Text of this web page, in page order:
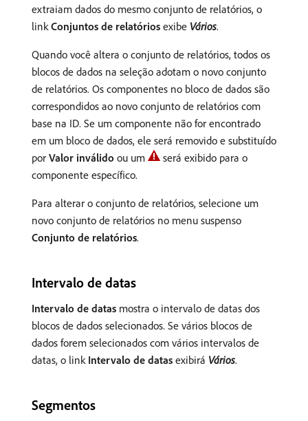
extraiam dados do mesmo conjunto de relatórios, o
linkConjuntos de relatórios exibe Vários.
Quando você altera o conjunto de relatórios, todos os
blocos de dados na seleção adotam o novo conjunto
de relatórios. Os componentes no bloco de dados são
correspondidos ao novo conjunto de relatórios com
base na ID. Se um componente não for encontrado
em um bloco de dados, ele será removido e substituído
por Valor inválido ou um
será exibido para o
componente específico.
Para alterar o conjunto de relatórios, selecione um
novo conjunto de relatórios no menu suspenso
Conjunto de relatórios.
Intervalo de datas
Intervalo de datas mostra o intervalo de datas dos
blocos de dados selecionados. Se vários blocos de
dados forem selecionados com vários intervalos de
datas, o link Intervalo de datas exibirá Vários.
Segmentos